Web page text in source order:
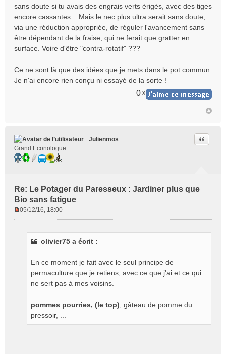
sans doute si tu avais des engrais verts érigés, avec des tiges
encore cassantes... Mais le nec plus ultra serait sans doute,
via une réduction appropriée, de réguler l'avancement sans
être dépendant de la fraise, qui ne ferait que gratter en
surface. Voire d'être "contra-rotatif" ???
Ce ne sont là que des idées que je mets dans le pot commun.
Je n'ai encore rien conçu ni essayé de la sorte !
0 x
Julienmos
Grand Econologue
Re: Le Potager du Paresseux : Jardiner plus que
Bio sans fatigue
Citer
05/12/16, 18:00
olivier75 a écrit :
En ce moment je fait avec le seul principe de
permaculture que je retiens, avec ce que j'ai et ce qui
ne sert pas à mes voisins.
pommes pourries, (le top) , gâteau de pomme du
pressoir, ...